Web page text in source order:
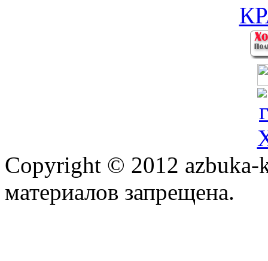
Copyright © 2012 azbuka-
материалов запрещена.